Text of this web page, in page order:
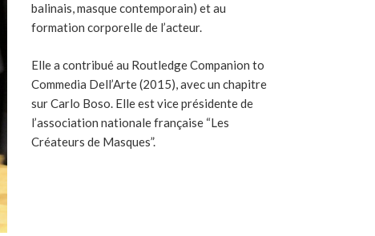
balinais, masque contemporain) et au
formation corporelle de l’acteur.
Elle a contribué au Routledge Companion to
Commedia Dell’Arte (2015), avec un chapitre
sur Carlo Boso. Elle est vice présidente de
l’association nationale française “Les
Créateurs de Masques”.